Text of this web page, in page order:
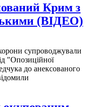
Крим з
(ВІДЕО)
супроводжували
"Опозиційної
до анексованого